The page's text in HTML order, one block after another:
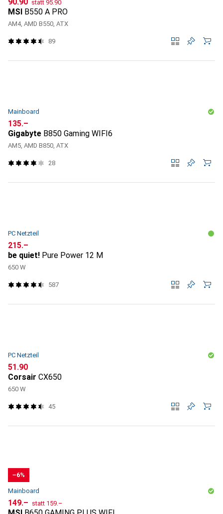
statt 95.90
MSI B550 A PRO
AM4, AMD B550, ATX
89
Mainboard
CHF
135.–
Gigabyte B850 Gaming WIFI6
AM5, AMD B850, ATX
28
PC Netzteil
CHF
215.–
be quiet! Pure Power 12 M
650 W
587
PC Netzteil
CHF
51.90
Corsair CX650
650 W
45
−6%
Mainboard
CHF
149.– statt CHF
159.–